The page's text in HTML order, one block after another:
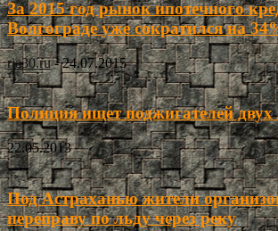
За 2015 год рынок ипотечного
Волгограде уже сократился на
ria30.ru - 24.07.2015
Полиция ищет поджигателей двух
22.05.2013
Под Астраханью жители
переправу по льду через реку